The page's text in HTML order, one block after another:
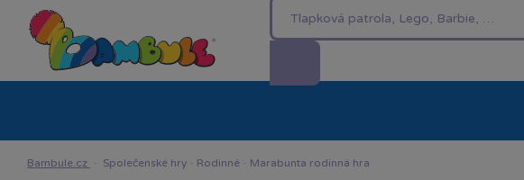
Bambule.cz · Společenské hry · Rodinné · Marabunta rodinná hra